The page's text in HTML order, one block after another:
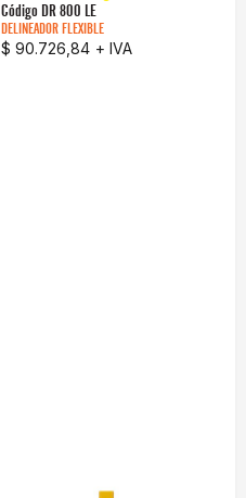
Código DR 800 LE
DELINEADOR FLEXIBLE
$ 90.726,84 + IVA